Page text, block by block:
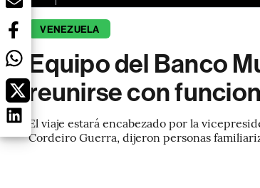
VENEZUELA
Equipo del Banco
reunirse con
El viaje estará encabezado por la
Cordeiro Guerra, dijeron personas